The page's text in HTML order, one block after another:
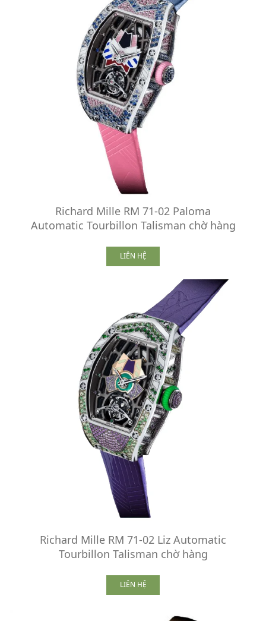
Richard Mille RM 71-02 Paloma
Automatic Tourbillon Talisman chờ hàng
LIÊN HỆ
Richard Mille RM 71-02 Liz Automatic
Tourbillon Talisman chờ hàng
LIÊN HỆ